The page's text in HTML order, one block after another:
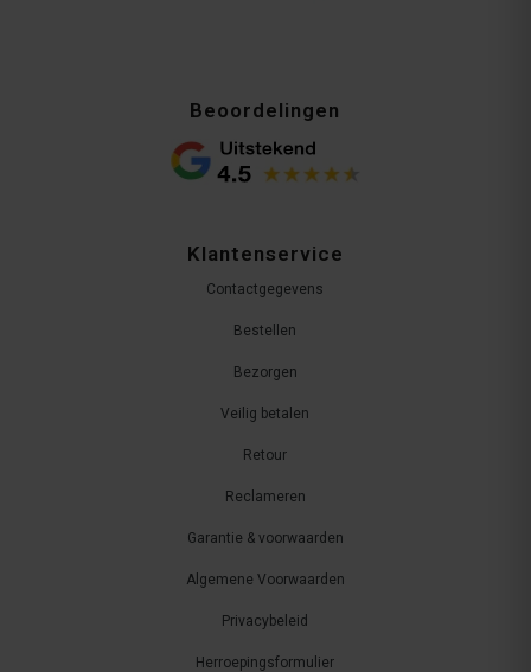
Beoordelingen
Klantenservice
Contactgegevens
Bestellen
Bezorgen
Veilig betalen
Retour
Reclameren
Garantie & voorwaarden
Algemene Voorwaarden
Privacybeleid
Herroepingsformulier